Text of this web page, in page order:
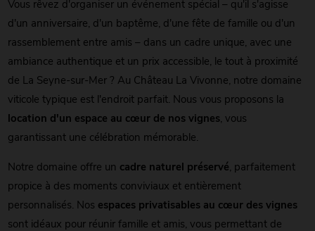
Vous rêvez d'organiser un événement spécial – qu'il s'agisse
d'un anniversaire, d'un baptême, d'une fête de famille ou d'un
rassemblement entre amis – dans un cadre unique, avec une
ambiance authentique et un prix accessible, le tout à proximité
de La Seyne-sur-Mer ? Au Château La Vivonne, notre domaine
viticole typique est l'endroit parfait. Nous vous proposons la
location d'un espace au cœur de nos vignes, vous
garantissant une célébration mémorable.
Notre domaine offre un cadre naturel préservé, parfaitement
propice à des moments conviviaux et entièrement
personnalisés. Nos espaces privatisables au cœur des vignes
sont idéaux pour réunir famille et amis, vous permettant de